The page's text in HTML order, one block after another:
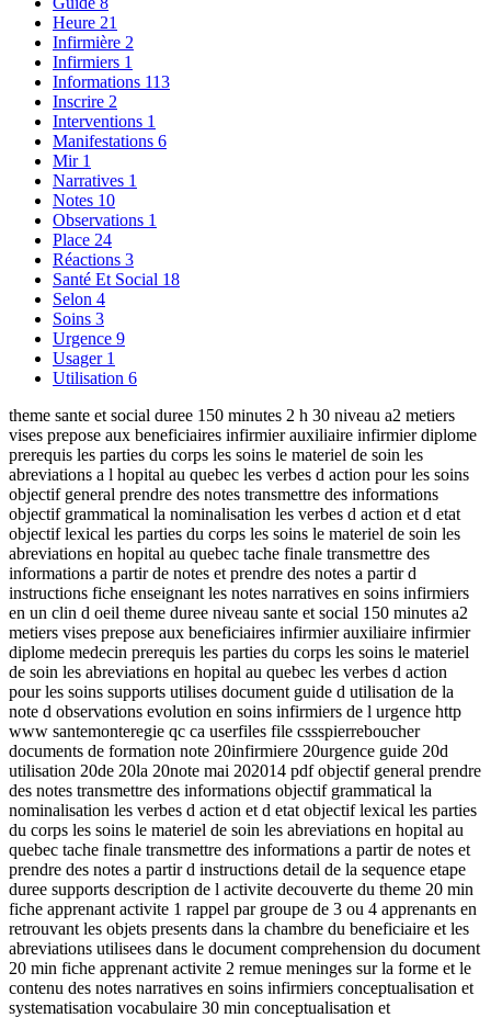
Heure 21
Infirmière 2
Infirmiers 1
Informations 113
Inscrire 2
Interventions 1
Manifestations 6
Mir 1
Narratives 1
Notes 10
Observations 1
Place 24
Réactions 3
Santé Et Social 18
Selon 4
Soins 3
Urgence 9
Usager 1
Utilisation 6
theme sante et social duree 150 minutes 2 h 30 niveau a2 metiers
vises prepose aux beneficiaires infirmier auxiliaire infirmier diplome
prerequis les parties du corps les soins le materiel de soin les
abreviations a l hopital au quebec les verbes d action pour les soins
objectif general prendre des notes transmettre des informations
objectif grammatical la nominalisation les verbes d action et d etat
objectif lexical les parties du corps les soins le materiel de soin les
abreviations en hopital au quebec tache finale transmettre des
informations a partir de notes et prendre des notes a partir d
instructions fiche enseignant les notes narratives en soins infirmiers
en un clin d oeil theme duree niveau sante et social 150 minutes a2
metiers vises prepose aux beneficiaires infirmier auxiliaire infirmier
diplome medecin prerequis les parties du corps les soins le materiel
de soin les abreviations en hopital au quebec les verbes d action
pour les soins supports utilises document guide d utilisation de la
note d observations evolution en soins infirmiers de l urgence http
www santemonteregie qc ca userfiles file cssspierreboucher
documents de formation note 20infirmiere 20urgence guide 20d
utilisation 20de 20la 20note mai 202014 pdf objectif general prendre
des notes transmettre des informations objectif grammatical la
nominalisation les verbes d action et d etat objectif lexical les parties
du corps les soins le materiel de soin les abreviations en hopital au
quebec tache finale transmettre des informations a partir de notes et
prendre des notes a partir d instructions detail de la sequence etape
duree supports description de l activite decouverte du theme 20 min
fiche apprenant activite 1 rappel par groupe de 3 ou 4 apprenants en
retrouvant les objets presents dans la chambre du beneficiaire et les
abreviations utilisees dans le document comprehension du document
20 min fiche apprenant activite 2 remue meninges sur la forme et le
contenu des notes narratives en soins infirmiers conceptualisation et
systematisation vocabulaire 30 min conceptualisation et